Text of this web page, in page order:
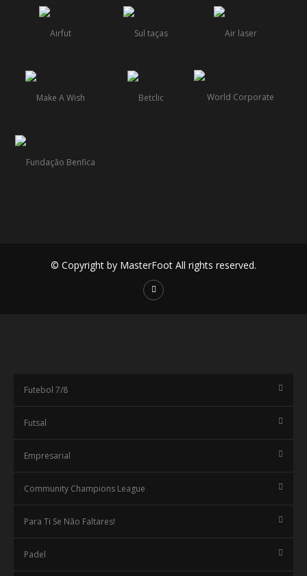
© Copyright by MasterFoot All rights reserved.
Futebol 7/8
Futsal
Empresarial
Community Champions League
Para Ti Se Não Faltares!
Padel